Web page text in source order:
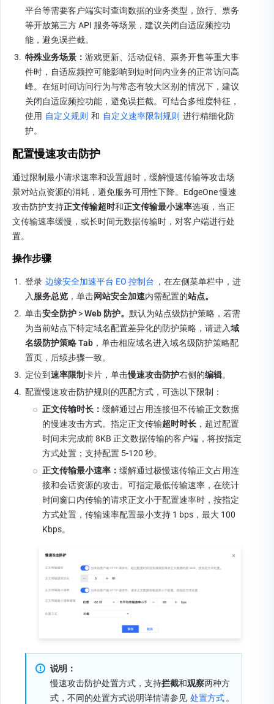
平台等需要客户端实时查询数据的业务类型，旅行、票务
等开放第三方 API 服务等场景，建议关闭自适应频控功
能，避免误拦截。
3. 特殊业务场景： 游戏更新、活动促销、票务开售等重大事
件时，自适应频控可能影响到短时间内业务的正常访问高
峰。在短时间访问行为与常态有较大区别的情况下，建议
关闭自适应频控功能，避免误拦截。可结合多维度特征，
使用 自定义规则 和 自定义速率限制规则 进行精细化防
护。
配置慢速攻击防护
通过限制最小请求速率和设置超时，缓解慢速传输等攻击场
景对站点资源的消耗，避免服务可用性下降。EdgeOne 慢速
攻击防护支持正文传输超时和正文传输最小速率选项，当正
文传输速率缓慢，或长时间无数据传输时，对客户端进行处
置。
操作步骤
1. 登录 边缘安全加速平台 EO 控制台 ，在左侧菜单栏中，进
入 服务总览 ，单击网站安全加速内需配置的站点。
2. 单击安全防护 > Web 防护。 默认为站点级防护策略，若需
为当前站点下特定域名配置差异化的防护策略，请进入域
名级防护策略 Tab ，单击相应域名进入域名级防护策略配
置页，后续步骤一致。
3. 定位到速率限制卡片，单击慢速攻击防护右侧的编辑。
4. 配置慢速攻击防护规则的匹配方式，可选以下限制：
正文传输时长： 缓解通过占用连接但不传输正文数据
的慢速攻击方式。指定正文传输超时时长 ，超过配置
时间未完成前 8KB 正文数据传输的客户端，将按指定
方式处置；支持配置 5-120 秒。
正文传输最小速率： 缓解通过极慢速传输正文占用连
接和会话资源的攻击。可指定最低传输速率，在统计
时间窗口内传输的请求正文小于配置速率时，按指定
方式处置，传输速率配置最小支持 1 bps，最大 100
Kbps。
说明：
慢速攻击防护处置方式，支持拦截和观察两种方
式，不同的处置方式说明详情请参见 处置方式。